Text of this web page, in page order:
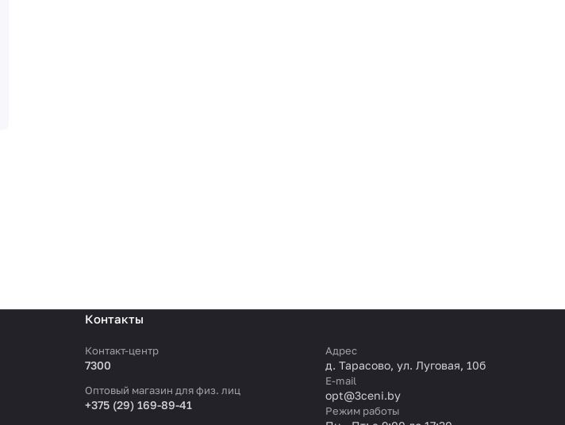
Контакты
Контакт-центр
7300
Оптовый магазин для физ. лиц
+375 (29) 169-89-41
Адрес
д. Тарасово, ул. Луговая, 10б
E-mail
opt@3ceni.by
Режим работы